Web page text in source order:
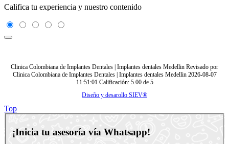
Califica tu experiencia y nuestro contenido
Clinica Colombiana de Implantes Dentales | Implantes dentales Medellin Revisado por
Clinica Colombiana de Implantes Dentales | Implantes dentales Medellin 2026-08-07
11:51:01 Calificación: 5.00 de 5
Diseño y desarollo SIEV®
Top
¡Inicia tu asesoría vía Whatsapp!